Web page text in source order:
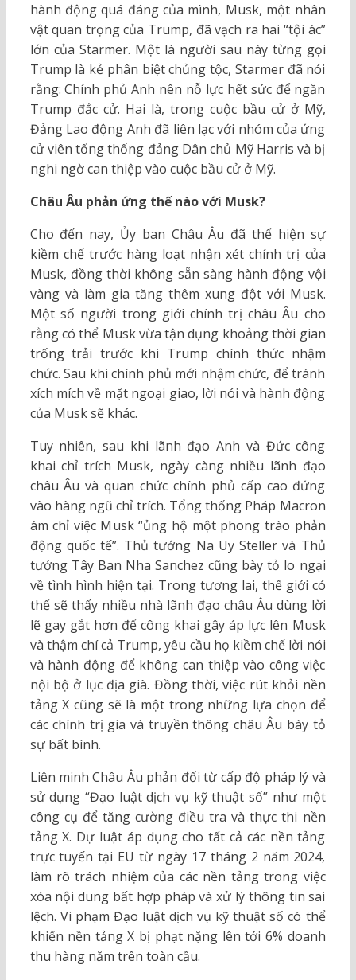
hành động quá đáng của mình, Musk, một nhân
vật quan trọng của Trump, đã vạch ra hai “tội ác”
lớn của Starmer. Một là người sau này từng gọi
Trump là kẻ phân biệt chủng tộc, Starmer đã nói
rằng: Chính phủ Anh nên nỗ lực hết sức để ngăn
Trump đắc cử. Hai là, trong cuộc bầu cử ở Mỹ,
Đảng Lao động Anh đã liên lạc với nhóm của ứng
cử viên tổng thống đảng Dân chủ Mỹ Harris và bị
nghi ngờ can thiệp vào cuộc bầu cử ở Mỹ.
Châu Âu phản ứng thế nào với Musk?
Cho đến nay, Ủy ban Châu Âu đã thể hiện sự
kiềm chế trước hàng loạt nhận xét chính trị của
Musk, đồng thời không sẵn sàng hành động vội
vàng và làm gia tăng thêm xung đột với Musk.
Một số người trong giới chính trị châu Âu cho
rằng có thể Musk vừa tận dụng khoảng thời gian
trống trải trước khi Trump chính thức nhậm
chức. Sau khi chính phủ mới nhậm chức, để tránh
xích mích về mặt ngoại giao, lời nói và hành động
của Musk sẽ khác.
Tuy nhiên, sau khi lãnh đạo Anh và Đức công
khai chỉ trích Musk, ngày càng nhiều lãnh đạo
châu Âu và quan chức chính phủ cấp cao đứng
vào hàng ngũ chỉ trích. Tổng thống Pháp Macron
ám chỉ việc Musk “ủng hộ một phong trào phản
động quốc tế”. Thủ tướng Na Uy Steller và Thủ
tướng Tây Ban Nha Sanchez cũng bày tỏ lo ngại
về tình hình hiện tại. Trong tương lai, thế giới có
thể sẽ thấy nhiều nhà lãnh đạo châu Âu dùng lời
lẽ gay gắt hơn để công khai gây áp lực lên Musk
và thậm chí cả Trump, yêu cầu họ kiềm chế lời nói
và hành động để không can thiệp vào công việc
nội bộ ở lục địa già. Đồng thời, việc rút khỏi nền
tảng X cũng sẽ là một trong những lựa chọn để
các chính trị gia và truyền thông châu Âu bày tỏ
sự bất bình.
Liên minh Châu Âu phản đối từ cấp độ pháp lý và
sử dụng “Đạo luật dịch vụ kỹ thuật số” như một
công cụ để tăng cường điều tra và thực thi nền
tảng X. Dự luật áp dụng cho tất cả các nền tảng
trực tuyến tại EU từ ngày 17 tháng 2 năm 2024,
làm rõ trách nhiệm của các nền tảng trong việc
xóa nội dung bất hợp pháp và xử lý thông tin sai
lệch. Vi phạm Đạo luật dịch vụ kỹ thuật số có thể
khiến nền tảng X bị phạt nặng lên tới 6% doanh
thu hàng năm trên toàn cầu.